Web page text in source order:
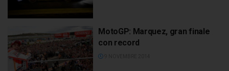
MotoGP: Marquez, gran finale
con record